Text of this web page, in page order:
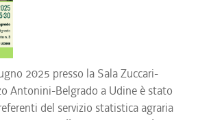
2025 presso la Sala Zuccari-
Antonini-Belgrado a Udine è stato
del servizio statistica agraria